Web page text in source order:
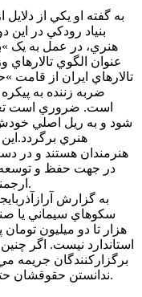
به گفته او يکي از
بنياد رودکي در
هنري، در عمل به يک
عنوان الگوي
تالارهاي ايران از قامت
ضربه زننده به
است. ضروري است
شود و به ريل اصلي
هنري برگردد.اين
هنرمندان هستند و در
در جهت حفظ و توسعه
ارجمند، قرباني اصلي اين وضعيت مردم هستند.
به گزارش
هزار تا دو ميليون
استاندارد نيست. اگر
برگزارکنندگان جريمه
ندانستن حقوقشان حتي دست هم مي‌زنند و تشويق هم مي‌کنند.